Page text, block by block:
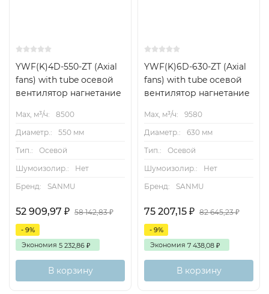
YWF(K)4D-550-ZT (Axial
fans) with tube осевой
вентилятор нагнетание
Max, м³/ч:
8500
Диаметр.:
550 мм
Тип.:
Осевой
Шумоизолир.:
Нет
Бренд:
SANMU
52 909,97 ₽ 58 142,83₽
- 9%
Экономия 5 232,86 ₽
В корзину
YWF(K)6D-630-ZT (Axial
fans) with tube осевой
вентилятор нагнетание
Max, м³/ч:
9580
Диаметр.:
630 мм
Тип.:
Осевой
Шумоизолир.:
Нет
Бренд:
SANMU
75 207,15 ₽ 82 645,23₽
- 9%
Экономия 7 438,08 ₽
В корзину